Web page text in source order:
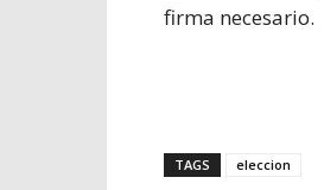
firma necesario.
TAGS eleccion